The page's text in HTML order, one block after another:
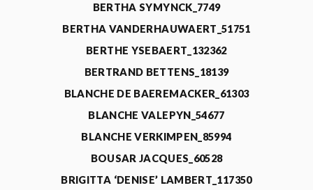
BERTHA SYMYNCK_7749
BERTHA VANDERHAUWAERT_51751
BERTHE YSEBAERT_132362
BERTRAND BETTENS_18139
BLANCHE DE BAEREMACKER_61303
BLANCHE VALEPYN_54677
BLANCHE VERKIMPEN_85994
BOUSAR JACQUES_60528
BRIGITTA ‘DENISE’ LAMBERT_117350